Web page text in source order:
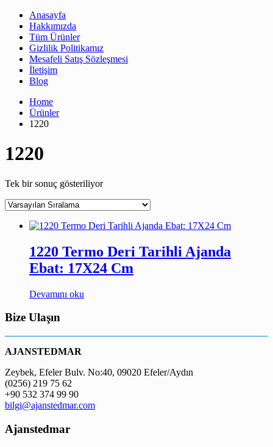
Anasayfa
Hakkımızda
Tüm Ürünler
Gizlilik Politikamız
Mesafeli Satış Sözleşmesi
İletişim
Blog
Home
Ürünler
1220
1220
Tek bir sonuç gösteriliyor
1220 Termo Deri Tarihli Ajanda
Ebat: 17X24 Cm
Devamını oku
Bize Ulaşın
AJANSTEDMAR
Zeybek, Efeler Bulv. No:40, 09020 Efeler/Aydın
(0256) 219 75 62
+90 532 374 99 90
bilgi@ajanstedmar.com
Ajanstedmar